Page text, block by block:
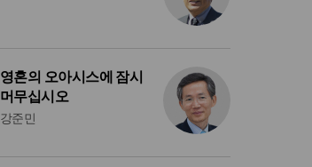
영혼의 오아시스에 잠시
머무십시오
강준민